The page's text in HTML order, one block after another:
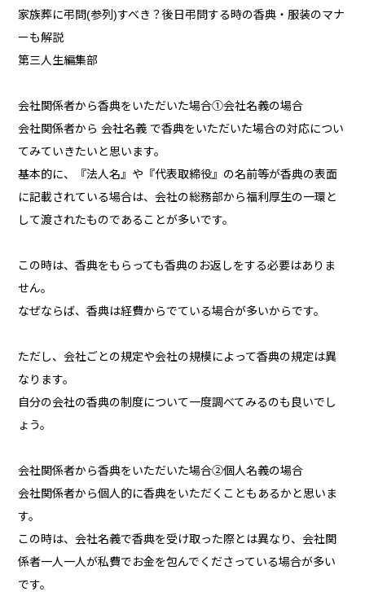
家族葬に弔問(参列)すべき？後日弔問する時の香典・服装のマナ
ーも解説
第三人生編集部
会社関係者から香典をいただいた場合①会社名義の場合
会社関係者から 会社名義 で香典をいただいた場合の対応につい
てみていきたいと思います。
基本的に、『法人名』や『代表取締役』の名前等が香典の表面
に記載されている場合は、会社の総務部から福利厚生の一環と
して渡されたものであることが多いです。
この時は、香典をもらっても香典のお返しをする必要はありま
せん。
なぜならば、香典は経費からでている場合が多いからです。
ただし、会社ごとの規定や会社の規模によって香典の規定は異
なります。
自分の会社の香典の制度について一度調べてみるのも良いでし
ょう。
会社関係者から香典をいただいた場合②個人名義の場合
会社関係者から個人的に香典をいただくこともあるかと思いま
す。
この時は、会社名義で香典を受け取った際とは異なり、会社関
係者一人一人が私費でお金を包んでくださっている場合が多い
です。